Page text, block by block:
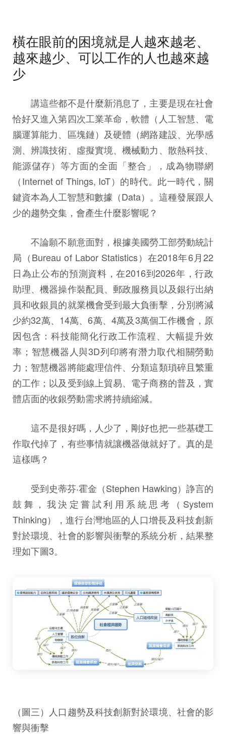
橫在眼前的困境就是人越來越老、
越來越少、可以工作的人也越來越
少
講這些都不是什麼新消息了，主要是現在社會
恰好又進入第四次工業革命，軟體（人工智慧、電
腦運算能力、區塊鏈）及硬體（網路建設、光學感
測、辨識技術、虛擬實境、機械動力、散熱科技、
能源儲存）等方面的全面「整合」，成為物聯網
（Internet of Things, IoT）的時代。此一時代，關
鍵資本為人工智慧和數據（Data）。這種發展跟人
少的趨勢交集，會產生什麼影響呢？
不論願不願意面對，根據美國勞工部勞動統計
局（Bureau of Labor Statistics）在2018年6月22
日為止公布的預測資料，在2016到2026年，行政
助理、機器操作裝配員、郵政服務員以及銀行出納
員和收銀員的就業機會受到最大負衝擊，分別將減
少約32萬、14萬、6萬、4萬及3萬個工作機會，原
因包含：科技能簡化行政工作流程、大幅提升效
率；智慧機器人與3D列印將有潛力取代相關勞動
力；智慧機器將能處理信件、分類這類瑣碎且繁重
的工作；以及受到線上貿易、電子商務的普及，實
體店面的收銀勞動需求將持續縮減。
這不是很好嗎，人少了，剛好也把一些基礎工
作取代掉了，有些事情就讓機器做就好了。真的是
這樣嗎？
受到史蒂芬‧霍金（Stephen Hawking）諍言的
鼓舞，我決定嘗試利用系統思考（System
Thinking），進行台灣地區的人口增長及科技創新
對於環境、社會的影響與衝擊的系統分析，結果整
理如下圖3。
（圖三）人口趨勢及科技創新對於環境、社會的影
響與衝擊